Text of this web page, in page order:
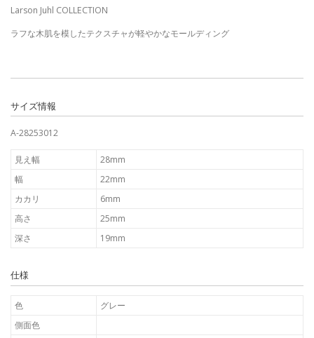
Larson Juhl COLLECTION
ラフな木肌を模したテクスチャが軽やかなモールディング
サイズ情報
A-28253012
見え幅
28mm
幅
22mm
カカリ
6mm
高さ
25mm
深さ
19mm
仕様
色
グレー
側面色